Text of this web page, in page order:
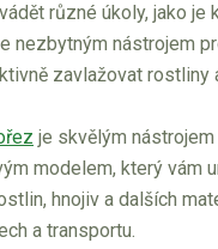
různé úkoly, jako
nezbytným nástrojem
zavlažovat
je skvělým
modelem, který vám
hnojiv a dalších
a transportu.